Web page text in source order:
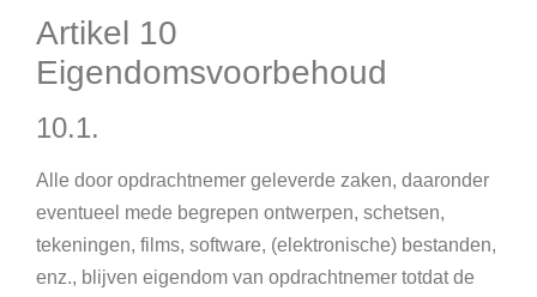
Artikel 10
Eigendomsvoorbehoud
10.1.
Alle door opdrachtnemer geleverde zaken, daaronder
eventueel mede begrepen ontwerpen, schetsen,
tekeningen, films, software, (elektronische) bestanden,
enz., blijven eigendom van opdrachtnemer totdat de